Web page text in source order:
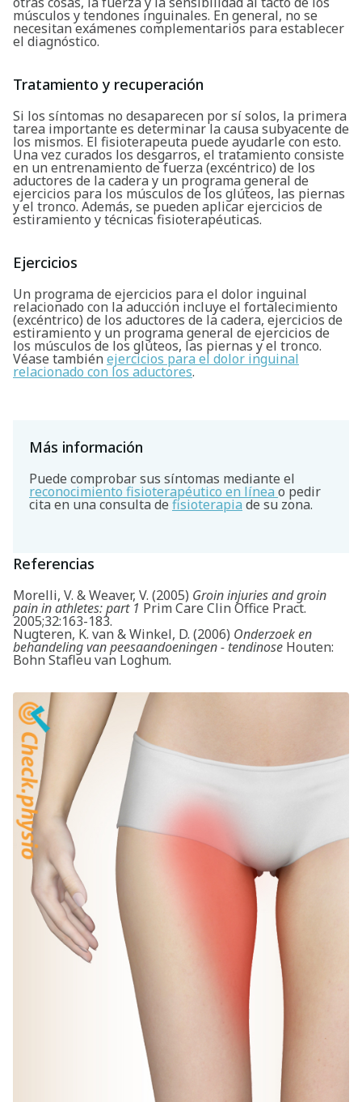
Buscar
músculos y tendones inguinales. En general, no se
necesitan exámenes complementarios para establecer
el diagnóstico.
Tratamiento y recuperación
Si los síntomas no desaparecen por sí solos, la primera
tarea importante es determinar la causa subyacente de
los mismos. El fisioterapeuta puede ayudarle con esto.
Una vez curados los desgarros, el tratamiento consiste
en un entrenamiento de fuerza (excéntrico) de los
aductores de la cadera y un programa general de
ejercicios para los músculos de los glúteos, las piernas
y el tronco. Además, se pueden aplicar ejercicios de
estiramiento y técnicas fisioterapéuticas.
Ejercicios
Un programa de ejercicios para el dolor inguinal
relacionado con la aducción incluye el fortalecimiento
(excéntrico) de los aductores de la cadera, ejercicios de
estiramiento y un programa general de ejercicios de
los músculos de los glúteos, las piernas y el tronco.
Véase también ejercicios para el dolor inguinal
relacionado con los aductores.
Más información
Puede comprobar sus síntomas mediante el
reconocimiento fisioterapéutico en línea o pedir
cita en una consulta de fisioterapia de su zona.
Referencias
Morelli, V. & Weaver, V. (2005) Groin injuries and groin
pain in athletes: part 1 Prim Care Clin Office Pract.
2005;32:163-183.
Nugteren, K. van & Winkel, D. (2006) Onderzoek en
behandeling van peesaandoeningen - tendinose Houten:
Bohn Stafleu van Loghum.